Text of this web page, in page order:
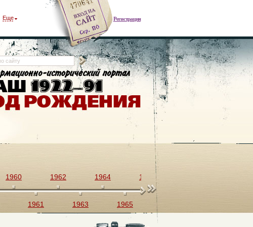
Регистрация
Еще
1960
1961
1962
1963
1964
1965
1966